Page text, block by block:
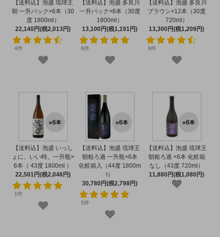
【送料込】泡盛 琉球王
朝 一升パック×6本（30
度 1800ml）
22,140円(税2,013円)
4件
【送料込】泡盛 多良川
一升パック×6本（30度
1800ml）
13,100円(税1,191円)
6件
【送料込】泡盛 多良川
ブラウン×12本（30度
720ml）
13,300円(税1,209円)
9件
【送料込】泡盛 いっし
ょに、いい時。一升瓶×
6本（ 43度 1800ml ）
22,501円(税2,046円)
1件
【送料込】泡盛 琉球王
朝粗ろ過 一升瓶×6本
化粧箱入（44度 1800m
l）
30,780円(税2,798円)
5件
【送料込】泡盛 琉球王
朝粗ろ過 ×6本 化粧箱
なし（43度 720ml）
11,880円(税1,080円)